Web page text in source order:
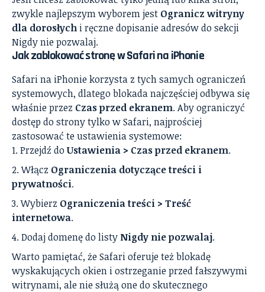
zwykle najlepszym wyborem jest Ogranicz witryny
dla dorosłych i ręczne dopisanie adresów do sekcji
Nigdy nie pozwalaj.
Jak zablokować stronę wSafarina iPhonie
Safari na iPhonie korzysta z tych samych ograniczeń
systemowych, dlatego blokada najczęściej odbywa się
właśnie przez Czas przed ekranem. Aby ograniczyć
dostęp do strony tylko w Safari, najprościej
zastosować te ustawienia systemowe:
Przejdź do Ustawienia > Czas przed ekranem.
Włącz Ograniczenia dotyczące treści i
prywatności.
Wybierz Ograniczenia treści > Treść
internetowa.
Dodaj domenę do listy Nigdy nie pozwalaj.
Warto pamiętać, że Safari oferuje też blokadę
wyskakujących okien i ostrzeganie przed fałszywymi
witrynami, ale nie służą one do skutecznego